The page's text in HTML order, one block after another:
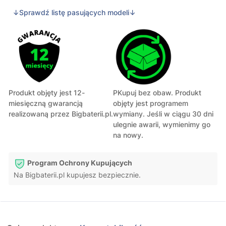
↓Sprawdź listę pasujących modeli↓
Produkt objęty jest 12-
miesięczną gwarancją
realizowaną przez Bigbaterii.pl.
PKupuj bez obaw. Produkt
objęty jest programem
wymiany. Jeśli w ciągu 30 dni
ulegnie awarii, wymienimy go
na nowy.
Program Ochrony Kupujących
Na Bigbaterii.pl kupujesz bezpiecznie.